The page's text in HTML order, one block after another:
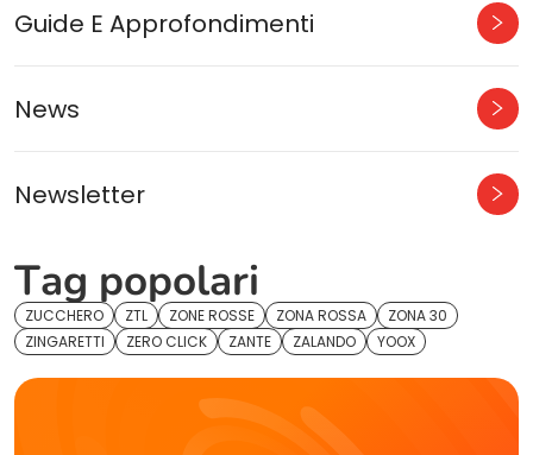
Guide E Approfondimenti
News
Newsletter
Tag popolari
ZUCCHERO ZTL ZONE ROSSE ZONA ROSSA
ZONA 30
ZINGARETTI
ZERO CLICK ZANTE ZALANDO YOOX